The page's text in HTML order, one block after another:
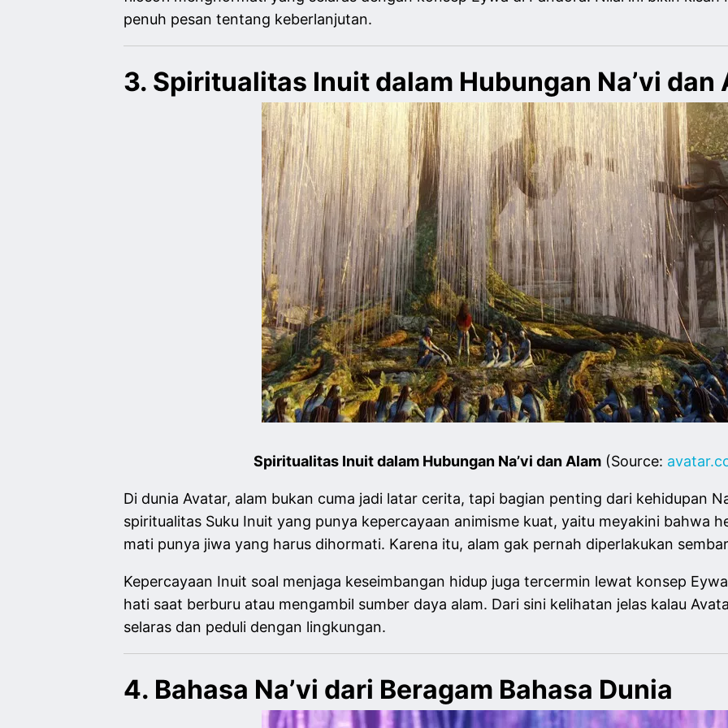
penuh pesan tentang keberlanjutan.
3. Spiritualitas Inuit dalam Hubungan Na’vi dan
Spiritualitas Inuit dalam Hubungan Na’vi dan Alam (Source:
Di dunia Avatar, alam bukan cuma jadi latar cerita, tapi bagian penting dari kehidupan
spiritualitas Suku Inuit yang punya kepercayaan animisme kuat, yaitu meyakini bahwa
mati punya jiwa yang harus dihormati. Karena itu, alam gak pernah diperlakukan
Kepercayaan Inuit soal menjaga keseimbangan hidup juga tercermin lewat konsep
hati saat berburu atau mengambil sumber daya alam. Dari sini kelihatan jelas kalau
selaras dan peduli dengan lingkungan.
4. Bahasa Na’vi dari Beragam Bahasa Dunia